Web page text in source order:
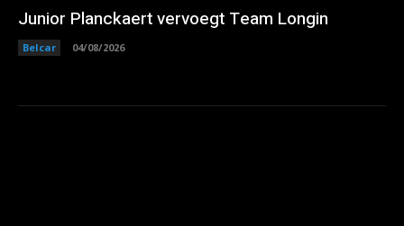
Junior Planckaert vervoegt Team Longin
Belcar 04/08/2026